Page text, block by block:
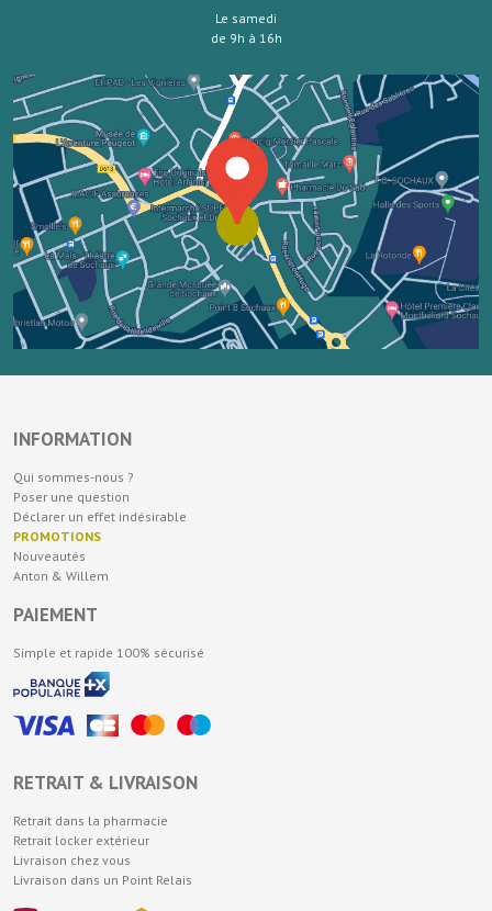
Le samedi
de 9h à 16h
INFORMATION
Qui sommes-nous ?
Poser une question
Déclarer un effet indésirable
PROMOTIONS
Nouveautés
Anton & Willem
PAIEMENT
Simple et rapide 100% sécurisé
RETRAIT & LIVRAISON
Retrait dans la pharmacie
Retrait locker extérieur
Livraison chez vous
Livraison dans un Point Relais